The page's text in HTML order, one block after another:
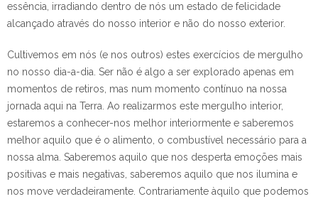
essência, irradiando dentro de nós um estado de felicidade
alcançado através do nosso interior e não do nosso exterior.
Cultivemos em nós (e nos outros) estes exercícios de mergulho
no nosso dia-a-dia. Ser não é algo a ser explorado apenas em
momentos de retiros, mas num momento contínuo na nossa
jornada aqui na Terra. Ao realizarmos este mergulho interior,
estaremos a conhecer-nos melhor interiormente e saberemos
melhor aquilo que é o alimento, o combustível necessário para a
nossa alma. Saberemos aquilo que nos desperta emoções mais
positivas e mais negativas, saberemos aquilo que nos ilumina e
nos move verdadeiramente. Contrariamente àquilo que podemos